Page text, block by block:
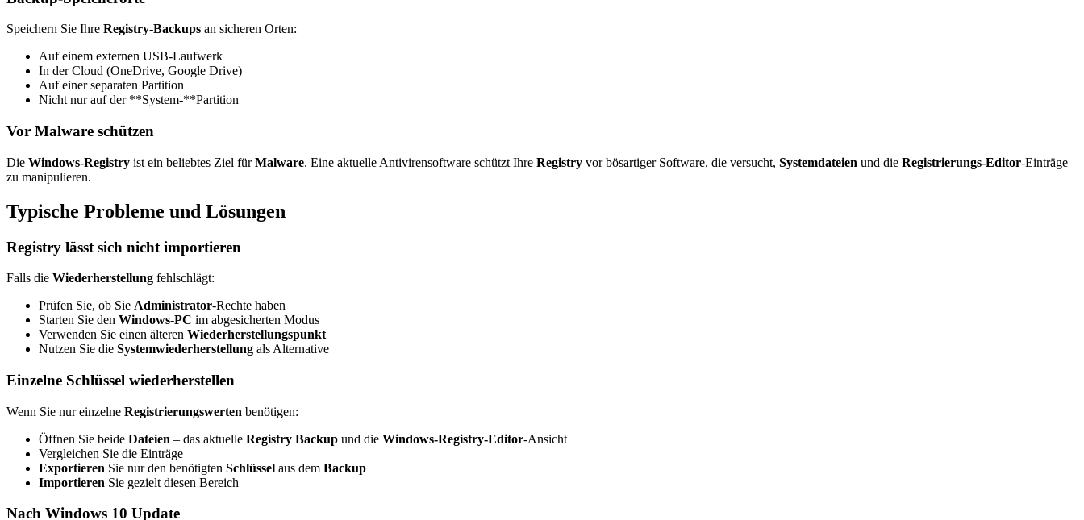
Speichern Sie Ihre Registry-Backups an sicheren Orten:
Auf einem externen USB-Laufwerk
In der Cloud (OneDrive, Google Drive)
Auf einer separaten Partition
Nicht nur auf der **System-**Partition
Vor Malware schützen
Die Windows-Registry ist ein beliebtes Ziel fürMalware. Eine aktuelle Antivirensoftware schützt Ihre Registry vor bösartiger Software, die versucht, Systemdateien und die Registrierungs-Editor-Einträge
zu manipulieren.
Typische Probleme und Lösungen
Registry lässt sich nicht importieren
Falls die Wiederherstellung fehlschlägt:
Prüfen Sie, ob Sie Administrator-Rechte haben
Starten Sie den Windows-PC im abgesicherten Modus
Verwenden Sie einen älteren Wiederherstellungspunkt
Nutzen Sie die Systemwiederherstellung als Alternative
Einzelne Schlüssel wiederherstellen
Wenn Sie nur einzelne Registrierungswerten benötigen:
Öffnen Sie beide Dateien – das aktuelle Registry Backup und die Windows-Registry-Editor-Ansicht
Vergleichen Sie die Einträge
Exportieren Sie nur den benötigten Schlüssel aus dem Backup
Importieren Sie gezielt diesen Bereich
Nach Windows 10 Update